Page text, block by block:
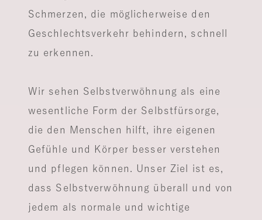
Schmerzen, die möglicherweise den
Geschlechtsverkehr behindern, schnell
zu erkennen.
Wir sehen Selbstverwöhnung als eine
wesentliche Form der Selbstfürsorge,
die den Menschen hilft, ihre eigenen
Gefühle und Körper besser verstehen
und pflegen können. Unser Ziel ist es,
dass Selbstverwöhnung überall und von
jedem als normale und wichtige